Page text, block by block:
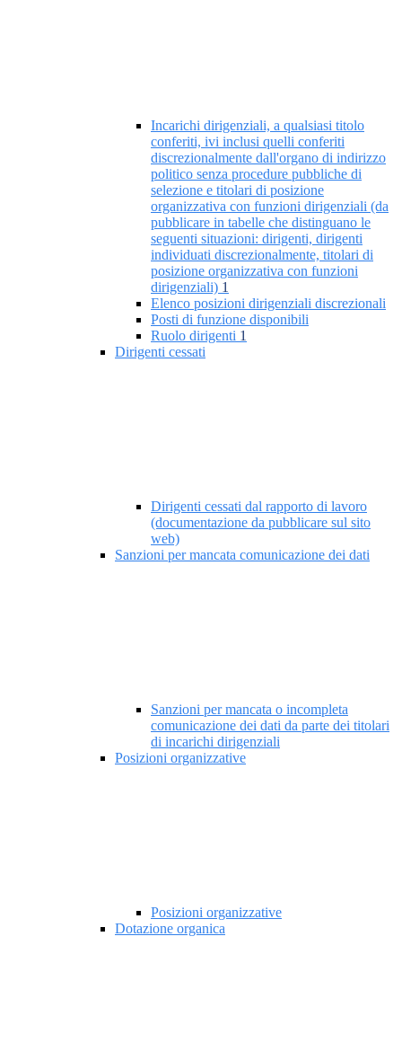
Incarichi dirigenziali, a qualsiasi titolo
conferiti, ivi inclusi quelli conferiti
discrezionalmente dall'organo di indirizzo
politico senza procedure pubbliche di
selezione e titolari di posizione
organizzativa con funzioni dirigenziali (da
pubblicare in tabelle che distinguano le
seguenti situazioni: dirigenti, dirigenti
individuati discrezionalmente, titolari di
posizione organizzativa con funzioni
dirigenziali) 1
Elenco posizioni dirigenziali discrezionali
Posti di funzione disponibili
Ruolo dirigenti 1
Dirigenti cessati
Dirigenti cessati dal rapporto di lavoro
(documentazione da pubblicare sul sito
web)
Sanzioni per mancata comunicazione dei dati
Sanzioni per mancata o incompleta
comunicazione dei dati da parte dei titolari
di incarichi dirigenziali
Posizioni organizzative
Posizioni organizzative
Dotazione organica